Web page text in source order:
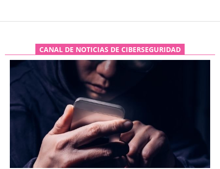
CANAL DE NOTICIAS DE CIBERSEGURIDAD